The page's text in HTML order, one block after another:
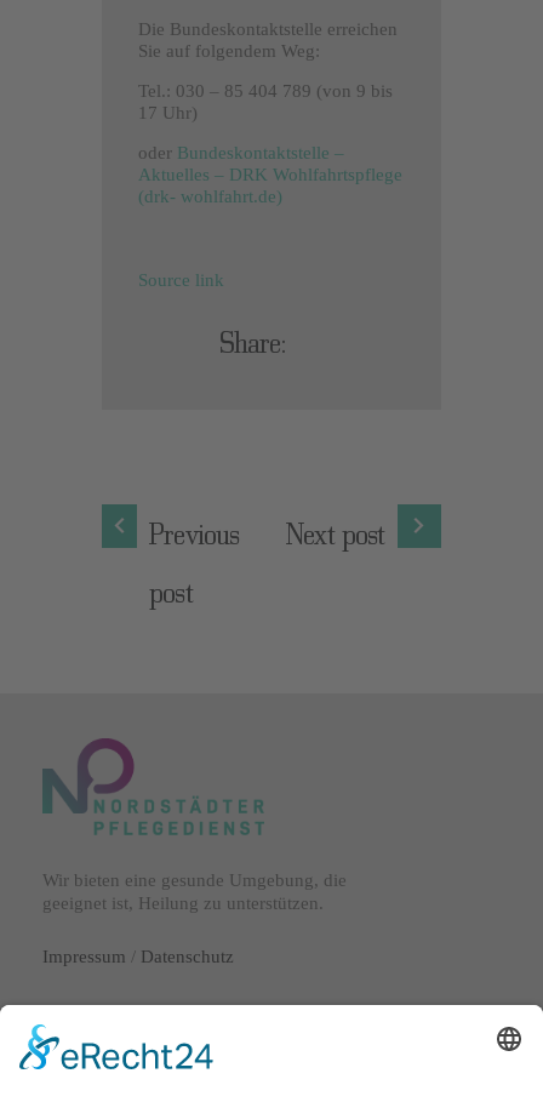
Die Bundeskontaktstelle erreichen
Sie auf folgendem Weg:
Tel.: 030 – 85 404 789 (von 9 bis
17 Uhr)
oder Bundeskontaktstelle –
Aktuelles – DRK Wohlfahrtspflege
(drk- wohlfahrt.de)
Source link
Share:
Previous
post
Next post
Wir bieten eine gesunde Umgebung, die
geeignet ist, Heilung zu unterstützen.
Impressum / Datenschutz
Lange Laube 29
30159 Hannover